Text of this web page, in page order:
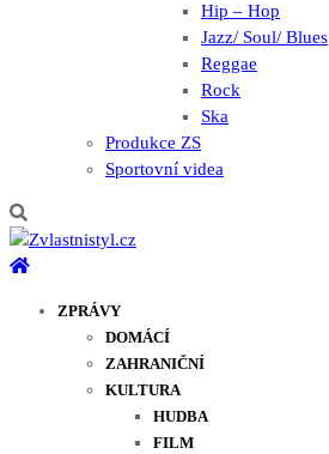
Hip – Hop
Jazz/ Soul/ Blues
Reggae
Rock
Ska
Produkce ZS
Sportovní videa
ZPRÁVY
DOMÁCÍ
ZAHRANIČNÍ
KULTURA
HUDBA
FILM